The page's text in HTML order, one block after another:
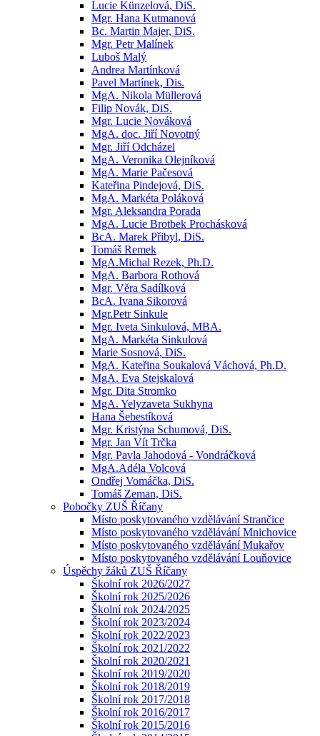
Lucie Künzelová, DiS.
Mgr. Hana Kutmanová
Bc. Martin Majer, DiS.
Mgr. Petr Malínek
Luboš Malý
Andrea Martínková
Pavel Martínek, Dis.
MgA. Nikola Müllerová
Filip Novák, DiS.
Mgr. Lucie Nováková
MgA. doc. Jiří Novotný
Mgr. Jiří Odcházel
MgA. Veronika Olejníková
MgA. Marie Pačesová
Kateřina Pindejová, DiS.
MgA. Markéta Poláková
Mgr. Aleksandra Porada
MgA. Lucie Brotbek Prochásková
BcA. Marek Přibyl, DiS.
Tomáš Remek
MgA.Michal Rezek, Ph.D.
MgA. Barbora Rothová
Mgr. Věra Sadílková
BcA. Ivana Sikorová
Mgr.Petr Sinkule
Mgr. Iveta Sinkulová, MBA.
MgA. Markéta Sinkulová
Marie Sosnová, DiS.
MgA. Kateřina Soukalová Váchová, Ph.D.
MgA. Eva Stejskalová
Mgr. Dita Stromko
MgA. Yelyzaveta Sukhyna
Hana Šebestíková
Mgr. Kristýna Schumová, DiS.
Mgr. Jan Vít Trčka
Mgr. Pavla Jahodová - Vondráčková
MgA.Adéla Volcová
Ondřej Vomáčka, DiS.
Tomáš Zeman, DiS.
Pobočky ZUŠ Říčany
Místo poskytovaného vzdělávání Strančice
Místo poskytovaného vzdělávání Mnichovice
Místo poskytovaného vzdělávání Mukařov
Místo poskytovaného vzdělávání Louňovice
Úspěchy žáků ZUŠ Říčany
Školní rok 2026/2027
Školní rok 2025/2026
Školní rok 2024/2025
Školní rok 2023/2024
Školní rok 2022/2023
Školní rok 2021/2022
Školní rok 2020/2021
Školní rok 2019/2020
Školní rok 2018/2019
Školní rok 2017/2018
Školní rok 2016/2017
Školní rok 2015/2016